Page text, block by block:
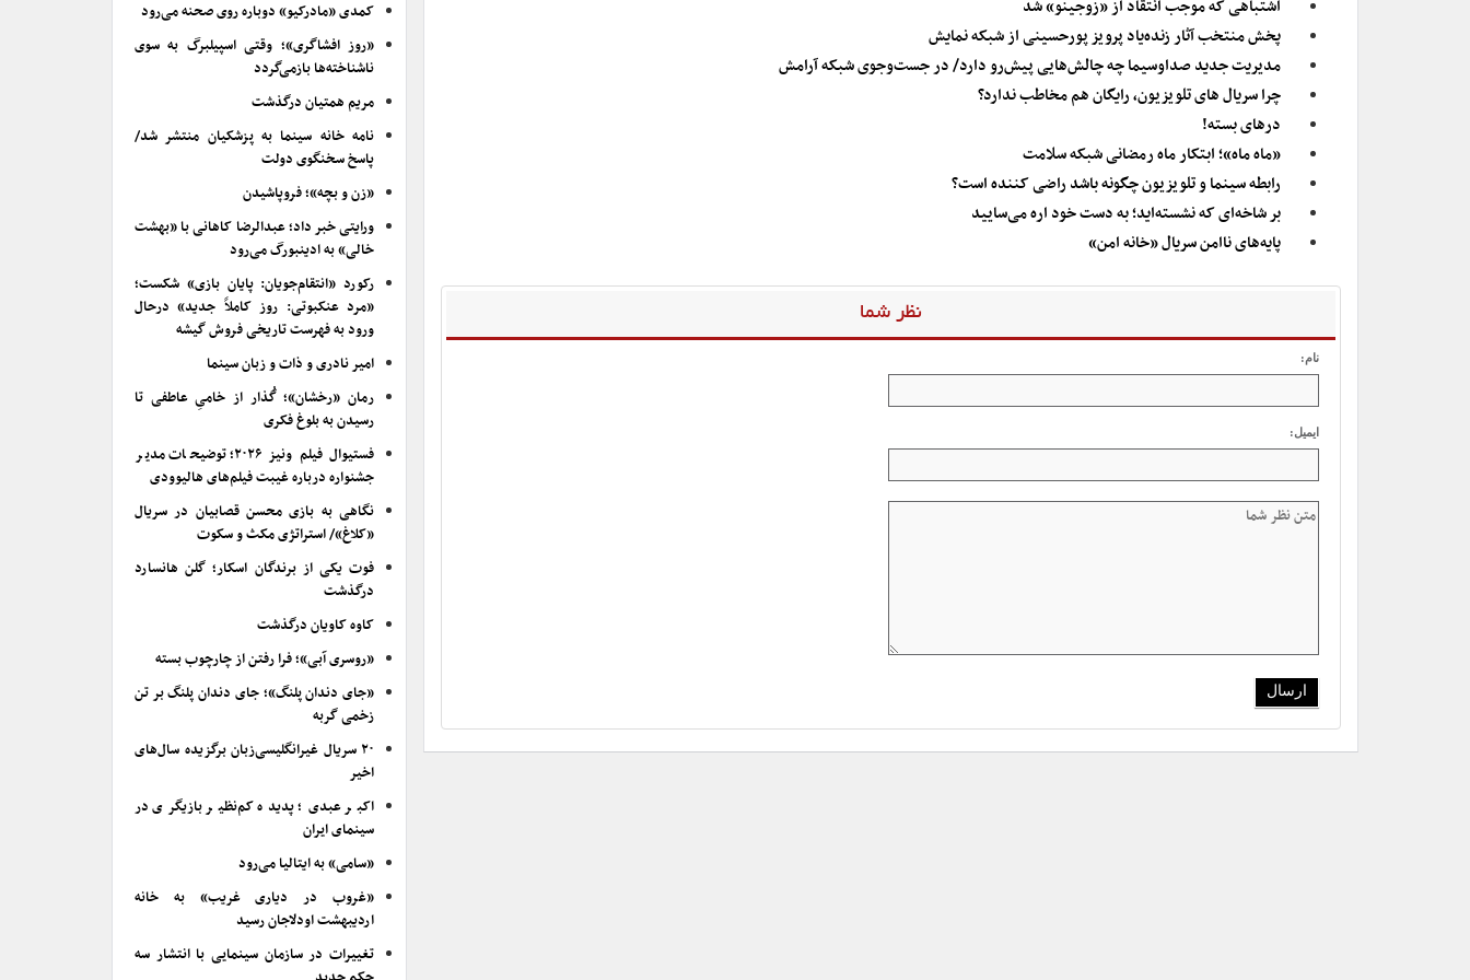
اشتباهی که موجب انتقاد از «زوجینو» شد
پخش منتخب آثار زنده‌یاد پرویز پورحسینی از شبکه نمایش
مدیریت جدید صداوسیما چه چالش‌هایی پیش‌رو دارد/ در جست‌و‌جوی شبکه آرامش
چرا سریال های تلویزیون، رایگان هم مخاطب ندارد؟
درهای بسته!
«ماه ماه»؛ ابتکار ماه رمضانی شبکه سلامت
رابطه سینما و تلویزیون چگونه باشد راضی کننده است؟
بر شاخه‌ای که نشسته‌اید؛ به دست خود اره می‌سایید
پایه‌های ناامن سریال «خانه امن»
نظر شما
نام:
ایمیل:
کمدی «مادرکیو» دوباره روی صحنه می‌رود
«روز افشاگری»؛ وقتی اسپیلبرگ به سوی
ناشناخته‌ها بازمی‌گردد
مریم همتیان درگذشت
نامه خانه سینما به پزشکیان منتشر شد/
پاسخ سخنگوی دولت
«زن و بچه»؛ فروپاشیدن
ورایتی خبر داد؛ عبدالرضا کاهانی با «بهشت
خالی» به ادینبورگ می‌رود
رکورد «انتقام‌جویان: پایان بازی» شکست؛
«مرد عنکبوتی: روز کاملاً جدید» درحال
ورود به فهرست تاریخی فروش گیشه
امیر نادری و ذات و زبان سینما
رمان «رخشان»؛ گُذار از خامیِ عاطفی تا
رسیدن به بلوغ فکری
فستیوال فیلم ونیز ۲۰۲۶؛ توضیحات مدیر
جشنواره درباره غیبت فیلم‌های هالیوودی
نگاهی به بازی محسن قصابیان در سریال
«کلاغ»/ استراتژی مکث و سکوت
فوت یکی از برندگان اسکار؛ گلن هانسارد
درگذشت
کاوه کاویان درگذشت
«روسری آبی»؛ فرا رفتن از چارچوب بسته
«جای دندان پلنگ»؛ جای دندان پلنگ بر تن
زخمی گربه
۲۰ سریال غیرانگلیسی‌زبان برگزیده سال‌های
اخیر
اکبر عبدی؛ پدیده کم‌نظیر بازیگری در
سینمای ایران
«سامی» به ایتالیا می‌رود
«غروب در دیاری غریب» به خانه
اردیبهشت اودلاجان رسید
تغییرات در سازمان سینمایی با انتشار سه